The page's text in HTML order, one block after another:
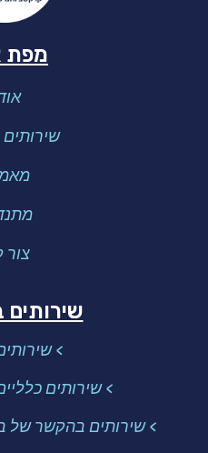
מפת
צור
שירותים
>
> שירותים
> שירותים בהקשר של